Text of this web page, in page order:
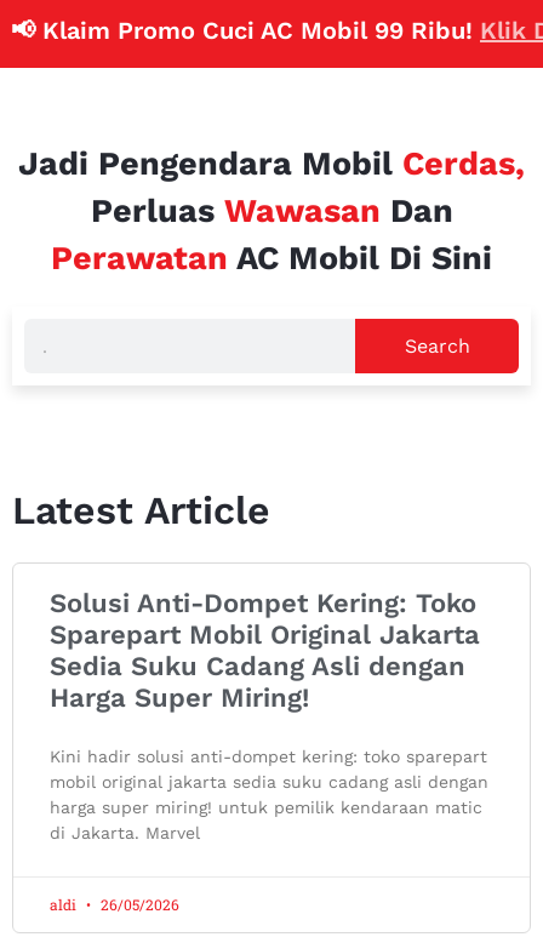
Klaim Promo Cuci AC Mobil 99 Ribu!Klik
Jadi Pengendara Mobil Cerdas,
Perluas Wawasan Dan
Perawatan AC Mobil Di Sini
Search
Latest Article
Solusi Anti-Dompet Kering: Toko
Sparepart Mobil Original Jakarta
Sedia Suku Cadang Asli dengan
Harga Super Miring!
Kini hadir solusi anti-dompet kering: toko sparepart
mobil original jakarta sedia suku cadang asli dengan
harga super miring! untuk pemilik kendaraan matic
di Jakarta. Marvel
aldi 26/05/2026